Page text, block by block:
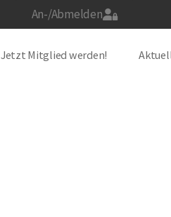
An-/Abmelden
Jetzt Mitglied werden!